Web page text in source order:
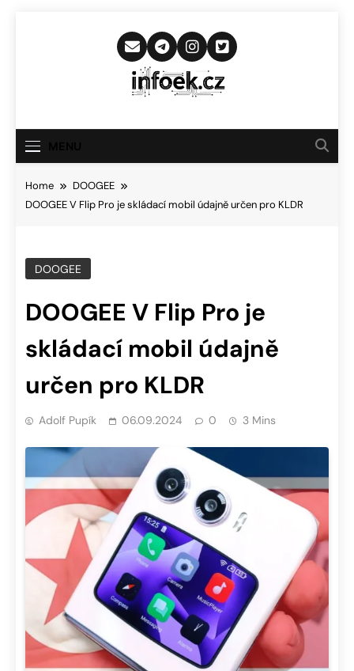
Infoek.cz
Novinkám
Home
DOOGEE
DOOGEE V Flip Pro je skládací mobil údajně určen pro KLDR
DOOGEE
DOOGEE V Flip Pro je
skládací mobil údajně
určen pro KLDR
Adolf Pupík 06.09.2024 0 3 Mins